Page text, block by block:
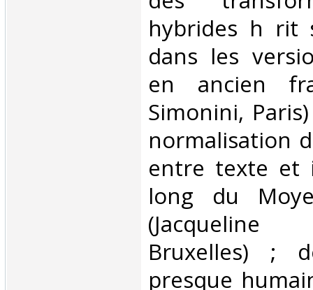
hybrides h rit
dans les
en ancien
Simonini,
normalisation
entre texte et
long du
(Jacqueline
Bruxelles) ;
presque